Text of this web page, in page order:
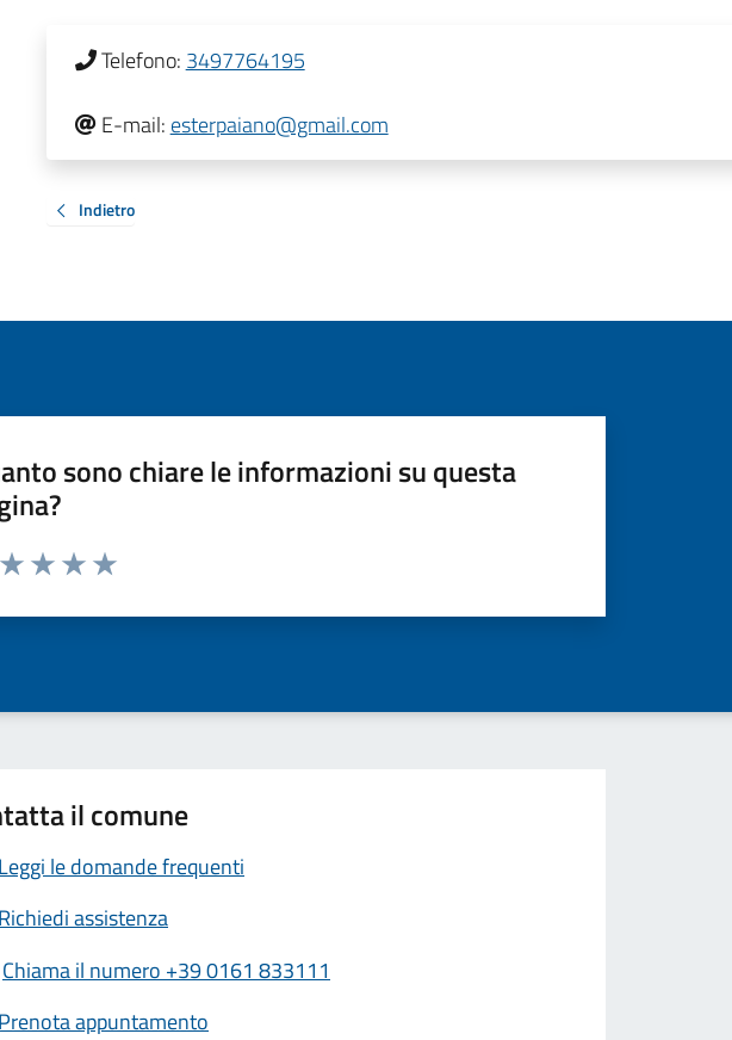
Telefono: 3497764195
E-mail: esterpaiano@gmail.com
Indietro
sono chiare le informazioni su questa
da 1 a 5 stelle la pagina
il comune
Leggi le domande frequenti
Richiedi assistenza
Chiama il numero +39 0161 833111
Prenota appuntamento